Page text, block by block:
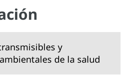
y
de la salud